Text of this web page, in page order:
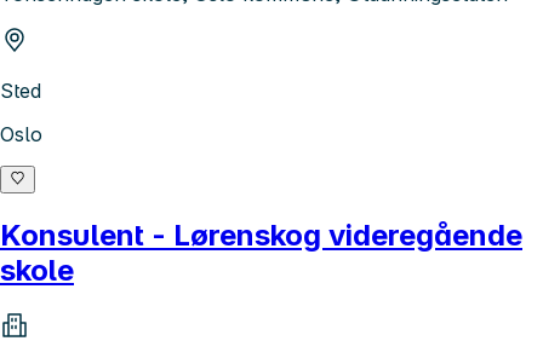
Sted
Oslo
Konsulent - Lørenskog videregående
skole